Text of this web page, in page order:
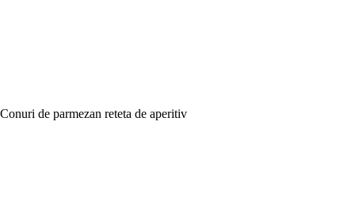
Conuri de parmezan reteta de aperitiv